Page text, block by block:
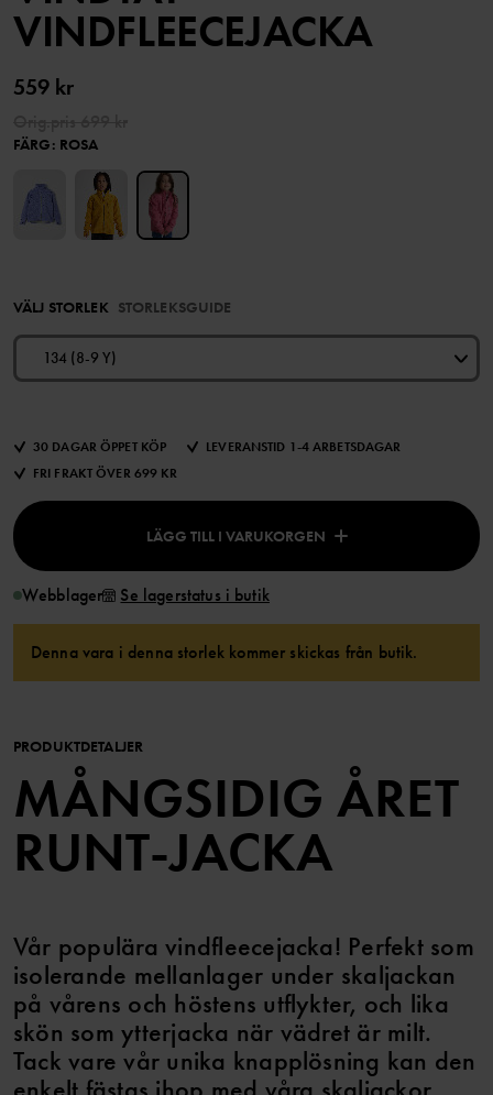
VINDFLEECEJACKA
559 kr
FÄRG: ROSA
VÄLJ STORLEK STORLEKSGUIDE
134 (8-9 Y)
30 DAGAR ÖPPET KÖP
LEVERANSTID 1-4 ARBETSDAGAR
FRI FRAKT ÖVER 699 KR
LÄGG TILL I VARUKORGEN
Webblager Se lagerstatus i butik
Denna vara i denna storlek kommer skickas från butik.
PRODUKTDETALJER
MÅNGSIDIG ÅRET
RUNT-JACKA
Vår populära vindfleecejacka! Perfekt som
isolerande mellanlager under skaljackan
på vårens och höstens utflykter, och lika
skön som ytterjacka när vädret är milt.
Tack vare vår unika knapplösning kan den